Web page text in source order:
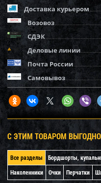
Доставка курьером
Возовоз
СДЭК
Деловые линии
Почта России
Самовывоз
С ЭТИМ ТОВАРОМ
Все разделы Бордшорты,
Наколенники
Очки Перчатки